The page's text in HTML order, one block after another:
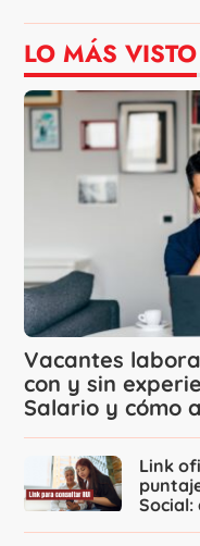
LO MÁS VISTO
Vacantes
con y sin
Salario y cómo
Link